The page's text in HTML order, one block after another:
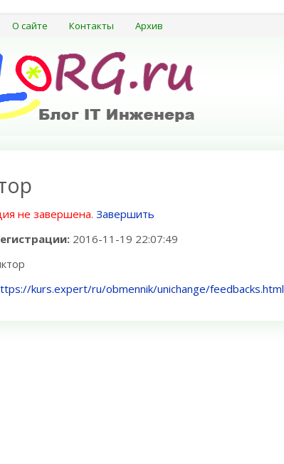
О сайте Контакты Архив
не завершена. Завершить
2016-11-19 22:07:49
kurs.expert/ru/obmennik/unichange/feedbacks.html